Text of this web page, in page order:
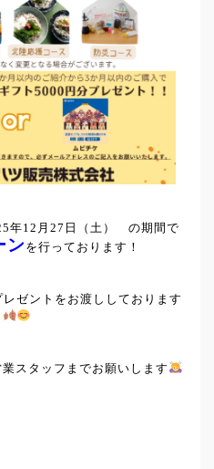
年12月27日（土） の期間で
ン を行っております！
ゼントをお渡ししております
スタッフまでお願いします